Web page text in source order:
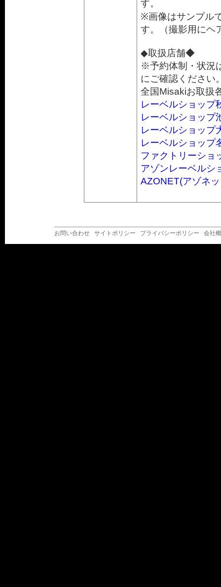
す。
※画像はサンプル
す。（撮影用にヘ
◆取扱店舗◆
※予約体制・状況
にご確認ください
全国Misakiお取扱
レーベルショップ
レーベルショップ
レーベルショップ
レーベルショップ
ファクトリーショ
アゾンレーベルシ
AZONET(アゾネ
お問い合わせ サイトポリシー プライバシーポリシー 会社